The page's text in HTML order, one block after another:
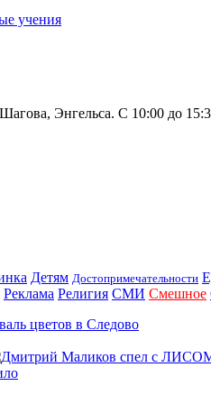
Энгельса. С 10:00 до
Детям Достопримечательности
Реклама Религия СМИ Смешное